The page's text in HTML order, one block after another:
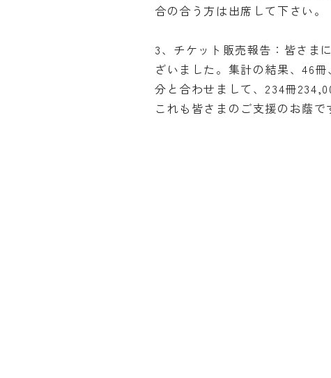
合の合う方は出席して下さい。
3、チケット販売報告：皆さま
ざいました。集計の結果、46
分と合わせまして、234冊
これも皆さまのご支援のお蔭で